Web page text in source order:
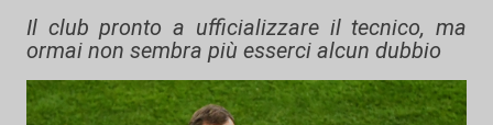
Il club pronto a ufficializzare il tecnico, ma
ormai non sembra più esserci alcun dubbio